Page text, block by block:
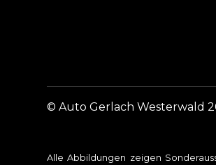
© Auto Gerlach Westerwald
Alle Abbildungen zeigen